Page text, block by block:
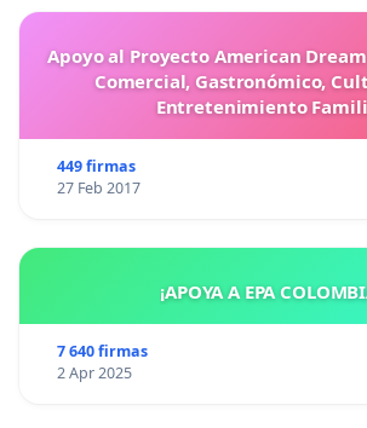
Apoyo al Proyecto American
Comercial, Gastronómico,
Entretenimiento
449 firmas
27 Feb 2017
¡APOYA A EPA
7 640 firmas
2 Apr 2025